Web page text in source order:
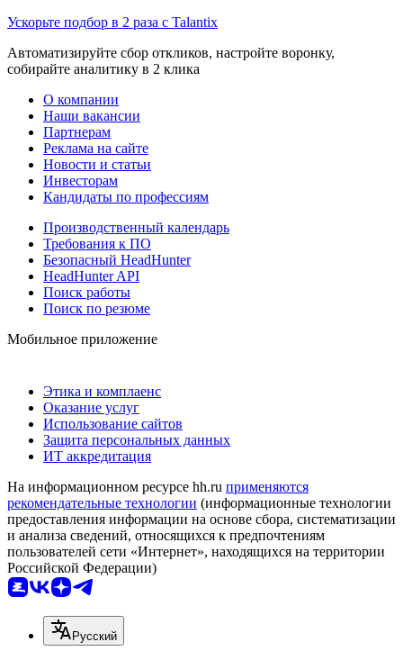
Ускорьте подбор в 2 раза с Talantix
Автоматизируйте сбор откликов, настройте воронку,
собирайте аналитику в 2 клика
О компании
Наши вакансии
Партнерам
Реклама на сайте
Новости и статьи
Инвесторам
Кандидаты по профессиям
Производственный календарь
Требования к ПО
Безопасный HeadHunter
HeadHunter API
Поиск работы
Поиск по резюме
Мобильное приложение
Этика и комплаенс
Оказание услуг
Использование сайтов
Защита персональных данных
ИТ аккредитация
На информационном ресурсе hh.ru применяются
рекомендательные технологии (информационные технологии
предоставления информации на основе сбора, систематизации
и анализа сведений, относящихся к предпочтениям
пользователей сети «Интернет», находящихся на территории
Российской Федерации)
Русский